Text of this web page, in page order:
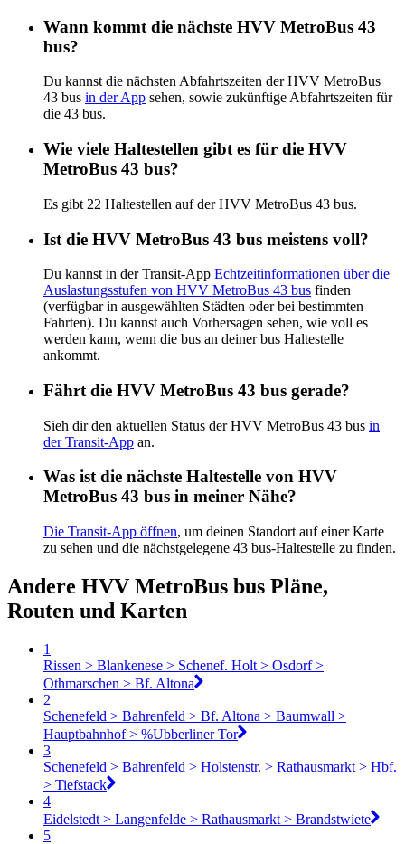
Wann kommt die nächste HVV MetroBus 43
bus?
Du kannst die nächsten Abfahrtszeiten der HVV MetroBus
43 bus in der App sehen, sowie zukünftige Abfahrtszeiten für
die 43 bus.
Wie viele Haltestellen gibt es für die HVV
MetroBus 43 bus?
Es gibt 22 Haltestellen auf der HVV MetroBus 43 bus.
Ist die HVV MetroBus 43 bus meistens voll?
Du kannst in der Transit-App Echtzeitinformationen über die
Auslastungsstufen von HVV MetroBus 43 bus finden
(verfügbar in ausgewählten Städten oder bei bestimmten
Fahrten). Du kannst auch Vorhersagen sehen, wie voll es
werden kann, wenn die bus an deiner bus Haltestelle
ankommt.
Fährt die HVV MetroBus 43 bus gerade?
Sieh dir den aktuellen Status der HVV MetroBus 43 bus in
der Transit-App an.
Was ist die nächste Haltestelle von HVV
MetroBus 43 bus in meiner Nähe?
Die Transit-App öffnen, um deinen Standort auf einer Karte
zu sehen und die nächstgelegene 43 bus-Haltestelle zu finden.
Andere HVV MetroBus bus Pläne,
Routen und Karten
1
Rissen > Blankenese > Schenef. Holt > Osdorf >
Othmarschen > Bf. Altona
2
Schenefeld > Bahrenfeld > Bf. Altona > Baumwall >
Hauptbahnhof > %Ubberliner Tor
3
Schenefeld > Bahrenfeld > Holstenstr. > Rathausmarkt > Hbf.
> Tiefstack
4
Eidelstedt > Langenfelde > Rathausmarkt > Brandstwiete
5